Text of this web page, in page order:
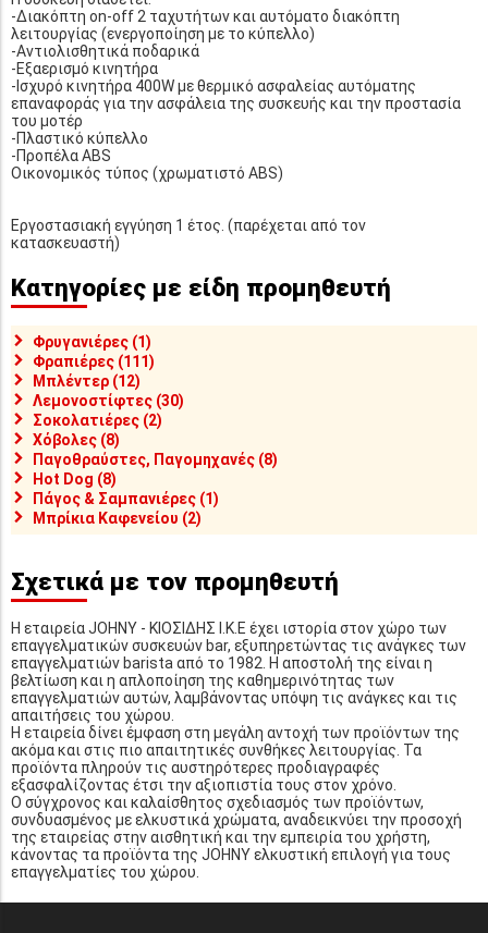
-Διακόπτη on-off 2 ταχυτήτων και αυτόματο διακόπτη
λειτουργίας (ενεργοποίηση με το κύπελλο)
-Αντιολισθητικά ποδαρικά
-Εξαερισμό κινητήρα
-Ισχυρό κινητήρα 400W με θερμικό ασφαλείας αυτόματης
επαναφοράς για την ασφάλεια της συσκευής και την προστασία
του μοτέρ
-Πλαστικό κύπελλο
-Προπέλα ABS
Οικονομικός τύπος (χρωματιστό ABS)
Εργοστασιακή εγγύηση 1 έτος. (παρέχεται από τον
κατασκευαστή)
Κατηγορίες με είδη προμηθευτή
Φρυγανιέρες (1)
Φραπιέρες (111)
Μπλέντερ (12)
Λεμονοστίφτες (30)
Σοκολατιέρες (2)
Χόβολες (8)
Παγοθραύστες, Παγομηχανές (8)
Hot Dog (8)
Πάγος & Σαμπανιέρες (1)
Μπρίκια Καφενείου (2)
Σχετικά με τον προμηθευτή
Η εταιρεία JOHNY - ΚΙΟΣΙΔΗΣ Ι.Κ.Ε έχει ιστορία στον χώρο των
επαγγελματικών συσκευών bar, εξυπηρετώντας τις ανάγκες των
επαγγελματιών barista από το 1982. Η αποστολή της είναι η
βελτίωση και η απλοποίηση της καθημερινότητας των
επαγγελματιών αυτών, λαμβάνοντας υπόψη τις ανάγκες και τις
απαιτήσεις του χώρου.
Η εταιρεία δίνει έμφαση στη μεγάλη αντοχή των προϊόντων της
ακόμα και στις πιο απαιτητικές συνθήκες λειτουργίας. Τα
προϊόντα πληρούν τις αυστηρότερες προδιαγραφές
εξασφαλίζοντας έτσι την αξιοπιστία τους στον χρόνο.
Ο σύγχρονος και καλαίσθητος σχεδιασμός των προϊόντων,
συνδυασμένος με ελκυστικά χρώματα, αναδεικνύει την προσοχή
της εταιρείας στην αισθητική και την εμπειρία του χρήστη,
κάνοντας τα προϊόντα της JOHNY ελκυστική επιλογή για τους
επαγγελματίες του χώρου.